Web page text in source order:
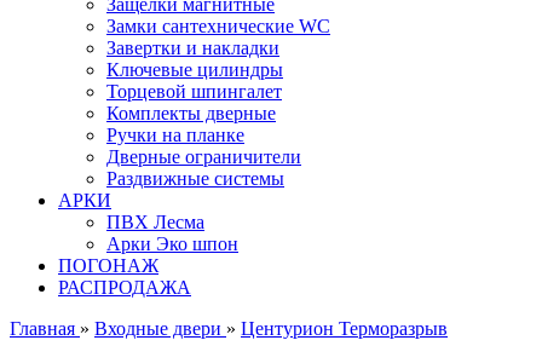
Замки сантехнические WC
Завертки и накладки
Ключевые цилиндры
Торцевой шпингалет
Комплекты дверные
Ручки на планке
Дверные ограничители
Раздвижные системы
АРКИ
ПВХ Лесма
Арки Эко шпон
ПОГОНАЖ
РАСПРОДАЖА
Главная » Входные двери » Центурион Терморазрыв